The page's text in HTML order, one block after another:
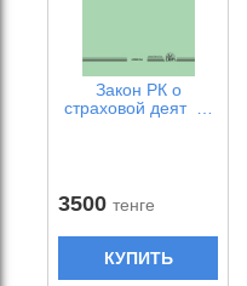
Закон РК о
страховой деят …
3500тенге
КУПИТЬ